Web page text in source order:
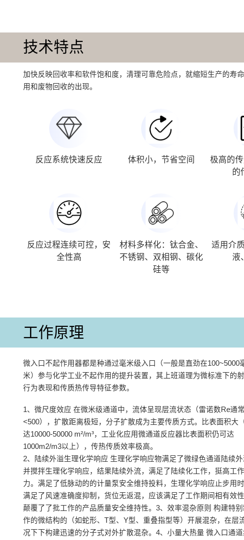
技术特点
加快反映回收率和软件饱和度，清理可靠危险点，就缩短生产的寿
用和废物回收的出现。
反应系统快速反应 体积小，节省空间
极高的
的
反应过程连续可控，安
全性高
材料多样化：钛合金、
不锈钢、双相钢、碳化
硅等
适用介
液
工作原理
微入口不起作用器都是种通过毫米级入口（一般是直劲在100~5000
米）参与化学工业不起作用的提升装置，其上班道理为微标准下的
行为表现和传质热传导特征参数。
1、微尺度效应 在微米级通道中，流体呈现层流状态（雷诺数Re通常
<500），扩散距离极短，分子扩散成为主要传质方式。比表面积大
达10000-50000 m²/m³，工业化应用微通道反应器比表面积仍可达
1000m2/m3以上），传热传质效率极高。
2、陆续外溢生理化学响应 生理化学响应物满足了微绿色通道陆续外
并搅拌生理化学响应，结果陆续外流，满足了陆续化工作，挺高工
力。满足了低脉动的的计量泵安全维持投料，生理化学响应止步用时
满足了风速准确度抑制，货位无返混，应该满足了工作期间相有效性
颠覆了了批工作的产品质量安全维持性。3、效率混杂原则 构建特别
作的微结构的（如蛇形、T型、Y型、重叠指型等）开展混杂，在层
况下下构建迅速的分子式对外扩散混杂。4、小量大热量 微入口通道